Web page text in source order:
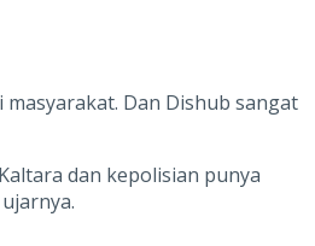
Dan Dishub sangat
dan kepolisian punya